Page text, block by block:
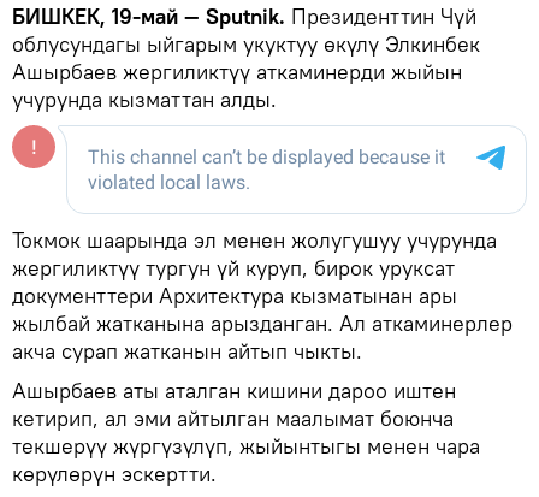
БИШКЕК, 19-май — Sputnik. Президенттин Чүй
облусундагы ыйгарым укуктуу өкүлү Элкинбек
Ашырбаев жергиликтүү аткаминерди жыйын
учурунда кызматтан алды.
Токмок шаарында эл менен жолугушуу учурунда
жергиликтүү тургун үй куруп, бирок уруксат
документтери Архитектура кызматынан ары
жылбай жатканына арызданган. Ал аткаминерлер
акча сурап жатканын айтып чыкты.
Ашырбаев аты аталган кишини дароо иштен
кетирип, ал эми айтылган маалымат боюнча
текшерүү жүргүзүлүп, жыйынтыгы менен чара
көрүлөрүн эскертти.